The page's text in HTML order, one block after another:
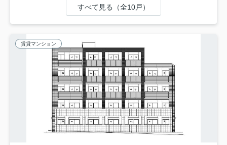
すべて見る（全10戸）
賃貸マンション